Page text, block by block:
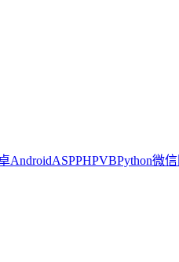
AndroidASPPHPVBPython微信